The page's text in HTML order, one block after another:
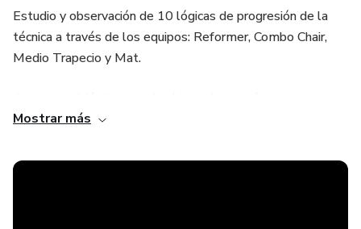
Estudio y observación de 10 lógicas de progresión de la
técnica a través de los equipos: Reformer, Combo Chair,
Medio Trapecio y Mat.
funcionales para programar la enseñanza de las técnicas de
Mostrar más